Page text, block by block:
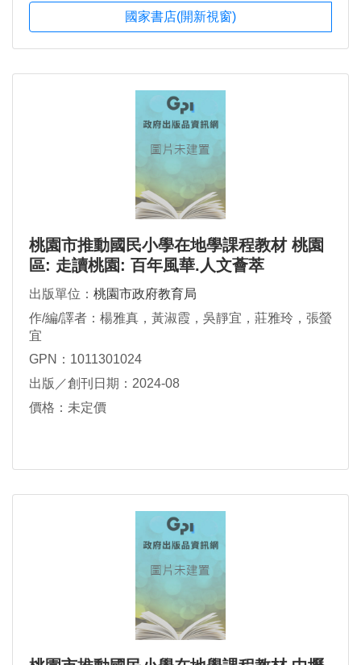
國家書店(開新視窗)
桃園市推動國民小學在地學課程教材 桃園
區: 走讀桃園: 百年風華.人文薈萃
出版單位： 桃園市政府教育局
作/編/譯者：楊雅真，黃淑霞，吳靜宜，莊雅玲，張螢
宜
GPN：1011301024
出版／創刊日期：2024-08
價格：未定價